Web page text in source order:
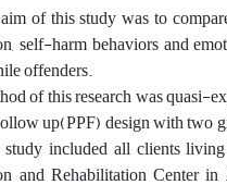
of this study was to
self-harm behaviors and
offenders.
of this research was quasi-
up(PPF) design with two
included all clients
and Rehabilitation Center